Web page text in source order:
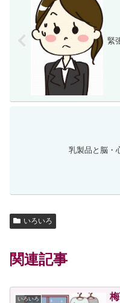
緊
乳製品と脳・
いろいろ
関連記事
いろいろ